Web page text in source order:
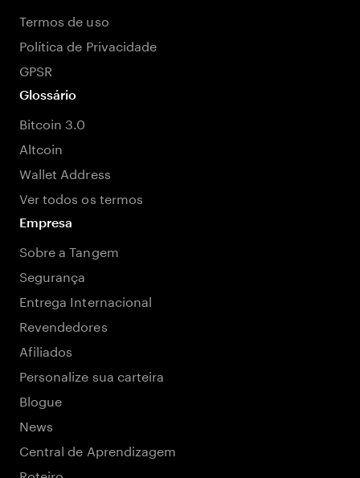
Termos de uso
Política de Privacidade
GPSR
Glossário
Bitcoin 3.0
Altcoin
Wallet Address
Ver todos os termos
Empresa
Sobre a Tangem
Segurança
Entrega Internacional
Revendedores
Afiliados
Personalize sua carteira
Blogue
News
Central de Aprendizagem